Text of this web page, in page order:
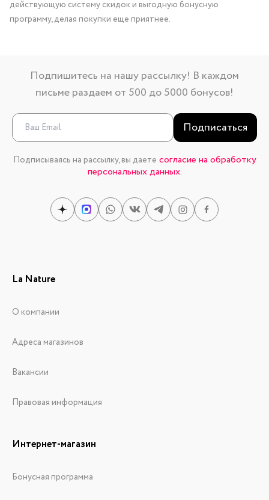
действующую систему скидок и выгодную бонусную
программу, делая покупки еще приятнее.
Подпишитесь на нашу рассылку! В каждом
письме раздаем от 500 до 5000 бонусов!
Подписаться
Подписываясь на рассылку, вы даете согласие на обработку
персональных данных.
La Nature
О компании
Адреса магазинов
Вакансии
Правовая информация
Интернет-магазин
Бонусная программа